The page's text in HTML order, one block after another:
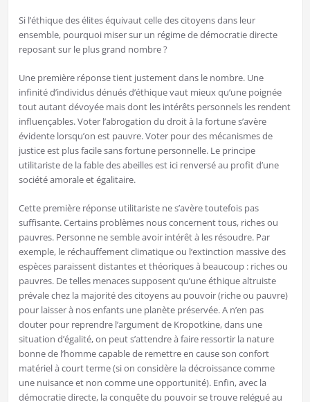
Si l’éthique des élites équivaut celle des citoyens dans leur
ensemble, pourquoi miser sur un régime de démocratie directe
reposant sur le plus grand nombre ?
Une première réponse tient justement dans le nombre. Une
infinité d’individus dénués d’éthique vaut mieux qu’une poignée
tout autant dévoyée mais dont les intérêts personnels les rendent
influençables. Voter l’abrogation du droit à la fortune s’avère
évidente lorsqu’on est pauvre. Voter pour des mécanismes de
justice est plus facile sans fortune personnelle. Le principe
utilitariste de la fable des abeilles est ici renversé au profit d’une
société amorale et égalitaire.
Cette première réponse utilitariste ne s’avère toutefois pas
suffisante. Certains problèmes nous concernent tous, riches ou
pauvres. Personne ne semble avoir intérêt à les résoudre. Par
exemple, le réchauffement climatique ou l’extinction massive des
espèces paraissent distantes et théoriques à beaucoup : riches ou
pauvres. De telles menaces supposent qu’une éthique altruiste
prévale chez la majorité des citoyens au pouvoir (riche ou pauvre)
pour laisser à nos enfants une planète préservée. A n’en pas
douter pour reprendre l’argument de Kropotkine, dans une
situation d’égalité, on peut s’attendre à faire ressortir la nature
bonne de l’homme capable de remettre en cause son confort
matériel à court terme (si on considère la décroissance comme
une nuisance et non comme une opportunité). Enfin, avec la
démocratie directe, la conquête du pouvoir se trouve relégué au